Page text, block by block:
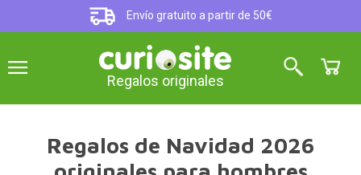
Envío gratuito a partir de 50€
Regalos originales
Regalos de Navidad 2026